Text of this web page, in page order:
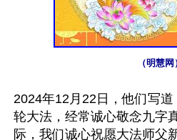
（明慧网）
2024年12月22日，他们写
轮大法，经常诚心敬念九字
际，我们诚心祝愿大法师父